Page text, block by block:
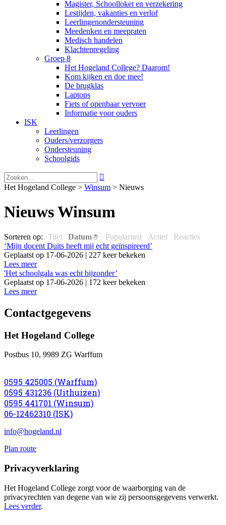
Magister, Schoolloket en verzekering
Lestijden, vakanties en verlof
Leerlingenondersteuning
Meedenken en meepraten
Medisch handelen
Klachtenregeling
Groep 8
Het Hogeland College? Daarom!
Kom kijken en doe mee!
De brugklas
Laptops
Fiets of openbaar vervoer
Informatie voor ouders
ISK
Leerlingen
Ouders/verzorgers
Ondersteuning
Schoolgids

Het Hogeland College > Winsum > Nieuws
Nieuws Winsum
Sorteren op: Titel Datum Populariteit Actief
Reacties
‘Mijn docent Duits heeft mij echt geïnspireerd’
Geplaatst op 17-06-2026 | 227 keer bekeken
Lees meer
'Het schoolgala was echt bijzonder’
Geplaatst op 17-06-2026 | 172 keer bekeken
Lees meer
Contactgegevens
Het Hogeland College
Postbus 10, 9989 ZG Warffum
0595 425005 (Warffum)
0595 431236 (Uithuizen)
0595 441701 (Winsum)
06-12462310 (ISK)
info@hogeland.nl
Plan route
Privacyverklaring
Het Hogeland College zorgt voor de waarborging van de
privacyrechten van degene van wie zij persoonsgegevens verwerkt.
Lees verder.